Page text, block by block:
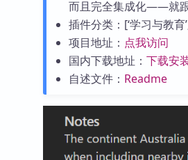
而且完全集成化——就
插件分类：[‘学习与教育
项目地址： 点我访问
国内下载地址： 下载安
自述文件： Readme